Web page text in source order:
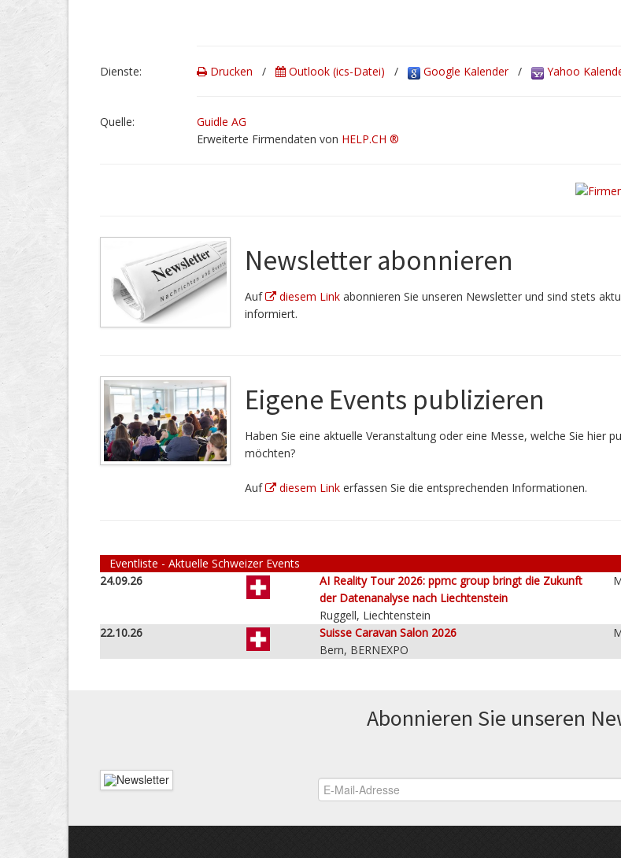
Dienste: Drucken / Outlook (ics-Datei) / Google Kalender/ Yahoo
Quelle:
Guidle AG
Erweiterte Firmendaten von HELP.CH ®
Newsletter abonnieren
Auf diesem Linkabonnieren Sie unseren Newsletter und sind stets
informiert.
Eigene Events publizieren
Haben Sie eine aktuelle Veranstaltung oder eine Messe, welche Sie hier
möchten?
Auf diesem Linkerfassen Sie die entsprechenden Informationen.
Eventliste - Aktuelle Schweizer Events
24.09.26
AI Reality Tour 2026: ppmc group bringt die Zukunft
der Datenanalyse nach Liechtenstein
Ruggell, Liechtenstein
22.10.26
Suisse Caravan Salon 2026
Bern, BERNEXPO
Abonnieren Sie unseren